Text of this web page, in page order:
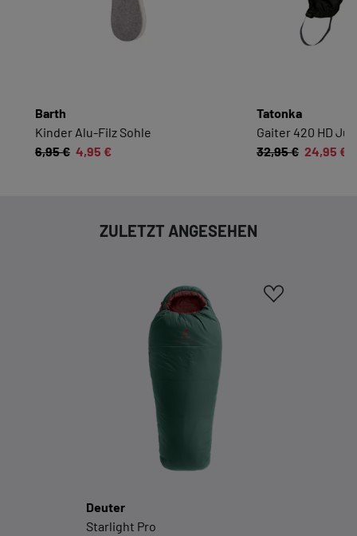
Zurück Einwilligung nicht erteilen
ESSENZIELL
Funktion dieses Onlineshops erforderlich.
Cookie-Informationen anzeigen
Sie möglichst komfortabel gestalten.
Inhalte von externen Dienstleistern wie Google,
Social-Media-Plattformen etc.
Cookie-Informationen anzeigen
Datenschutzerklärung
Barth
Kinder Alu-Filz Sohle
6,95 € 4,95 €
Tatonka
Gaiter 420 HD
32,95 € 24,95 €
ZULETZT ANGESEHEN
Deuter
Starlight Pro